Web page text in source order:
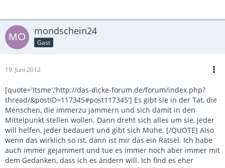
mondschein24
Gast
19. Juni 2012
[quote='Itsme','http://das-dicke-forum.de/forum/index.php?
thread/&postID=117345#post117345'] Es gibt sie in der Tat, die
Menschen, die immerzu jammern und sich damit in den
Mittelpunkt stellen wollen. Dann dreht sich alles um sie, jeder
will helfen, jeder bedauert und gibt sich Mühe. [/QUOTE] Also
wenn das wirklich so ist, dann ist mir das ein Rätsel. Ich habe
auch immer gejammert und tue es immer noch aber immer mit
dem Gedanken, dass ich es ändern will. Ich find es eher